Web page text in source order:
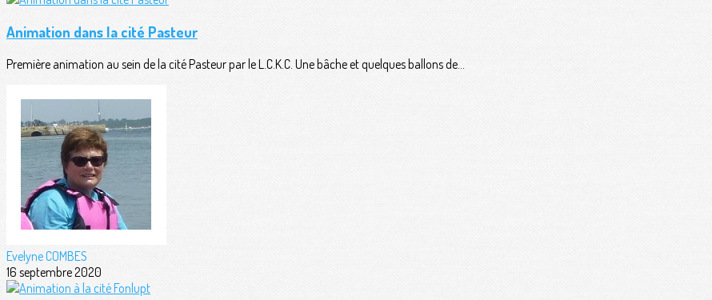
Animation dans la cité Pasteur
Première animation au sein de la cité Pasteur par le L.C.K.C. Une bâche et quelques ballons de...
Evelyne COMBES
16 septembre 2020